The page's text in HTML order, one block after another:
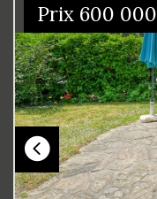
Prix 600 000